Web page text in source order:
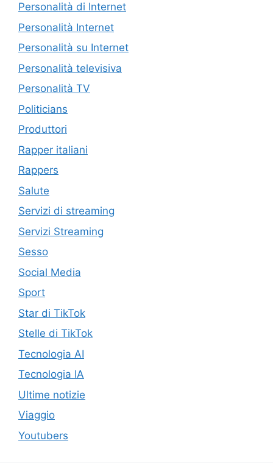
Personalità di Internet
Personalità Internet
Personalità su Internet
Personalità televisiva
Personalità TV
Politicians
Produttori
Rapper italiani
Rappers
Salute
Servizi di streaming
Servizi Streaming
Sesso
Social Media
Sport
Star di TikTok
Stelle di TikTok
Tecnologia AI
Tecnologia IA
Ultime notizie
Viaggio
Youtubers